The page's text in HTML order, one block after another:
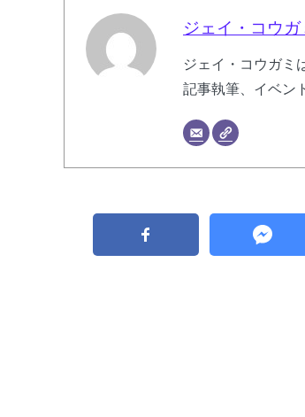
ジェイ・コウガ
ジェイ・コウガミ
記事執筆、イベン